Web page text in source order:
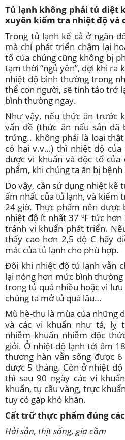
Tủ lạnh không phải tủ diệt
xuyên kiểm tra nhiệt độ và
Trong tủ lạnh kể cả ở ngăn
mà chỉ phát triển chậm lại
tố của chúng cũng không bị
tạm thời “ngủ yên”, đợi khi ra
nhiệt độ bình thường trong
thể con người, sẽ tỉnh táo trở
bình thường ngay.
Như vậy, nếu thức ăn trước
vấn đề (thức ăn nấu sẵn đã
trứng.. không phải là loại
có hại v.v…) thì nhiệt độ
được vi khuẩn và độc tố
phẩm, khi chúng ta ăn bị
Do vậy, cần sử dụng nhiệt kế
ấm nhất của tủ lạnh, và kiểm
24 giờ. Thực phẩm nên
nhiệt độ ít nhất 37 ºF tức
tránh vi khuẩn phát triển.
thấy cao hơn 2,5 độ C hãy
mát của tủ lạnh cho phù hợp.
Đôi khi nhiệt độ tủ lạnh vẫn
lại nóng hơn mức bình
trong tủ quá nhiều hoặc vì
chúng ta mở tủ quá lâu…
Mù hè-thu là mùa của những
và các vi khuẩn như tả, lỵ
nhiễm khuẩn nhiễm độc
giỏi. Ở nhiệt độ lạnh tới âm
thương hàn vẫn sống được
được 5 tháng. Còn ở nhiệt
thì sau 90 ngày các vi
khuẩn, tụ cầu vàng, trực
tuy có gặp khó khăn.
Cất trữ thực phẩm đúng
Hải sản, thịt sống, gia cầm